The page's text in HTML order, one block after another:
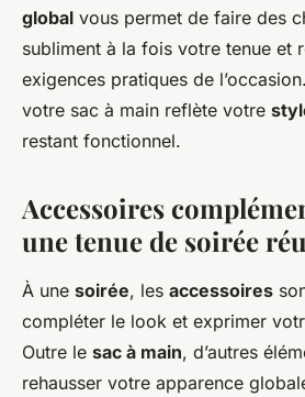
global vous permet de faire des
subliment à la fois votre tenue et
exigences pratiques de
votre sac à main reflète votre
restant fonctionnel.
Accessoires
une tenue de soirée
À une soirée, les accessoires
compléter le look et exprimer
Outre le sac à main, d’autres
rehausser votre apparence